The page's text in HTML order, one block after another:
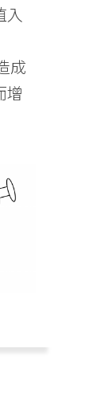
入
成
增